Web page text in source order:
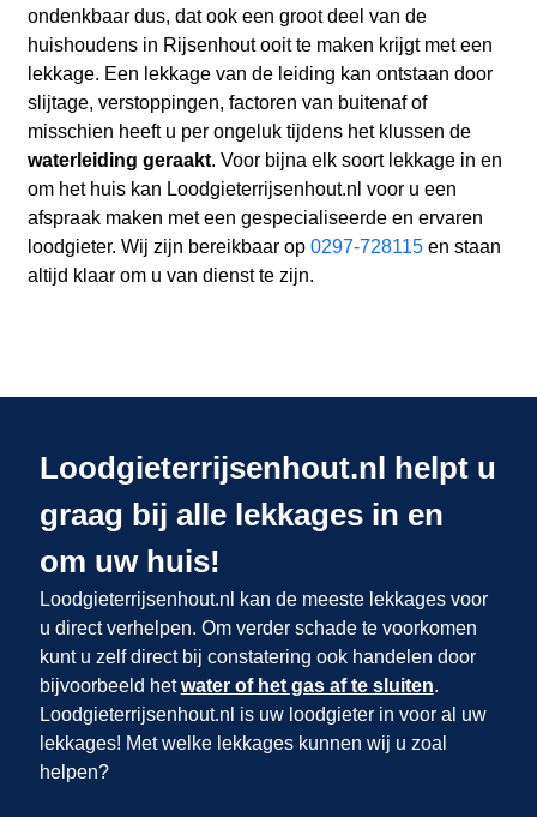
ondenkbaar dus, dat ook een groot deel van de
huishoudens in Rijsenhout ooit te maken krijgt met een
lekkage. Een lekkage van de leiding kan ontstaan door
slijtage, verstoppingen, factoren van buitenaf of
misschien heeft u per ongeluk tijdens het klussen de
waterleiding geraakt. Voor bijna elk soort lekkage in en
om het huis kan Loodgieterrijsenhout.nl voor u een
afspraak maken met een gespecialiseerde en ervaren
loodgieter. Wij zijn bereikbaar op 0297-728115en staan
altijd klaar om u van dienst te zijn.
Loodgieterrijsenhout.nl helpt u
graag bij alle lekkages in en
om uw huis!
Loodgieterrijsenhout.nl kan de meeste lekkages voor
u direct verhelpen. Om verder schade te voorkomen
kunt u zelf direct bij constatering ook handelen door
bijvoorbeeld hetwater of het gas af te sluiten.
Loodgieterrijsenhout.nl is uw loodgieter in voor al uw
lekkages! Met welke lekkages kunnen wij u zoal
helpen?